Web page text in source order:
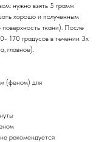
нужно взять 5 грамм
хорошо и полученным
ткани). После
170 градусов в течении 3х
главное).
(феном) для
рекомендуется